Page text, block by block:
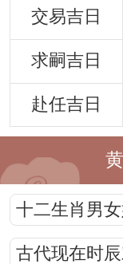
交易吉日
求嗣吉日
赴任吉日
十二生肖男
古代现在时